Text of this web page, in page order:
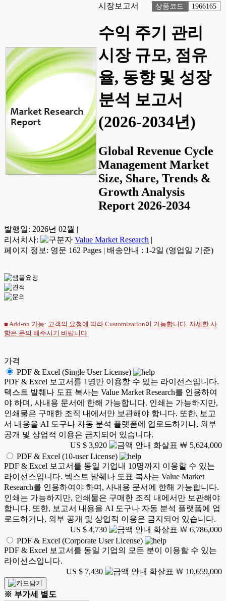
시장보고서
상품코드 1966165
수익 주기 관리
시장 규모, 점유
율, 동향 및 성장
분석 보고서
(2026-2034년)
Global Revenue Cycle
Management Market
Size, Share, Trends &
Growth Analysis
Report 2026-2034
발행일: 2026년 02월 |
리서치사:
Value Market Research |
페이지 정보: 영문 162 Pages | 배송안내 : 1-2일 (영업일 기준)
■ Add-on 가능: 고객의 요청에 따라 Customization이 가능합니다. 자세한 사
항은 문의 해주시기 바랍니다
가격
PDF & Excel (Single User License)
PDF & Excel 보고서를 1명만 이용할 수 있는 라이선스입니다.
텍스트 발췌나 도표 복사는 Value Market Research를 인용하여
야 하며, 사내용 문서에 한해 가능합니다. 인쇄는 가능하지만,
인쇄물은 구매한 조직 내에서만 보관해야 합니다. 또한, 보고
서 내용을 AI 도구나 자동 분석 플랫폼에 업로드하거나, 외부
공개 및 상업적 이용은 금지되어 있습니다.
US $ 3,920
￦ 5,624,000
PDF & Excel (10-user License)
PDF & Excel 보고서를 동일 기업내 10명까지 이용할 수 있는
라이선스입니다. 텍스트 발췌나 도표 복사는 Value Market
Research를 인용하여야 하며, 사내용 문서에 한해 가능합니다.
인쇄는 가능하지만, 인쇄물은 구매한 조직 내에서만 보관해야
합니다. 또한, 보고서 내용을 AI 도구나 자동 분석 플랫폼에 업
로드하거나, 외부 공개 및 상업적 이용은 금지되어 있습니다.
US $ 4,730
￦ 6,786,000
PDF & Excel (Corporate User License)
PDF & Excel 보고서를 동일 기업의 모든 분이 이용할 수 있는
라이선스입니다.
US $ 7,430
￦ 10,659,000
※ 부가세 별도